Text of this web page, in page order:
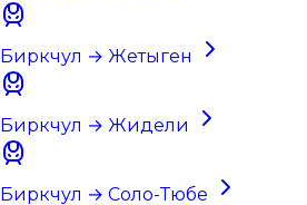
Биркчул → Жетыген
Биркчул → Жидели
Биркчул → Соло-Тюбе